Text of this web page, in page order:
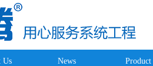
Us News Product